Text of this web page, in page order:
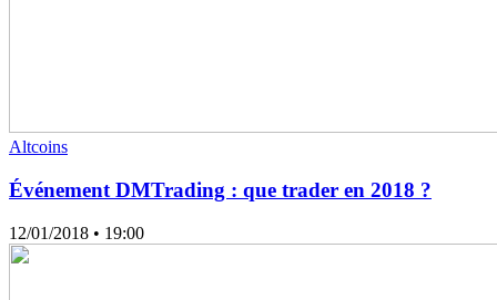
Altcoins
Événement DMTrading : que trader en 2018 ?
12/01/2018 • 19:00